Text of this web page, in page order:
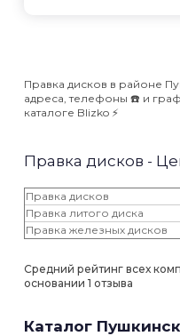
Правка дисков в районе
адреса, телефоны ☎️ и
каталоге Blizko ⚡️
Правка дисков -
Правка дисков
Правка литого диска
Правка железных дисков
Средний рейтинг всех
основании 1 отзыва
Каталог